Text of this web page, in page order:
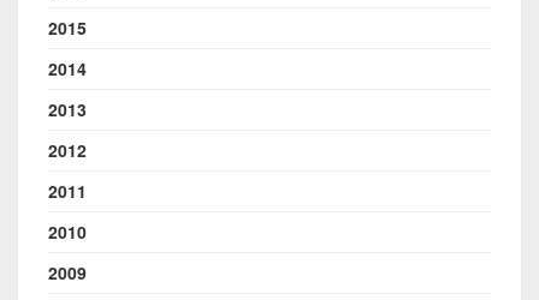
2015
2014
2013
2012
2011
2010
2009